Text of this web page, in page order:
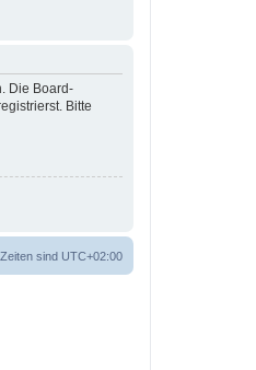
Die Board-
Bitte
sind UTC+02:00